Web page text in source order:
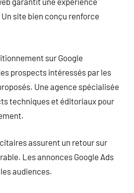
site bien conçu renforce
sur Google
prospects intéressés par les
Une agence spécialisée
techniques et éditoriaux pour
assurent un retour sur
Les annonces Google Ads
audiences.